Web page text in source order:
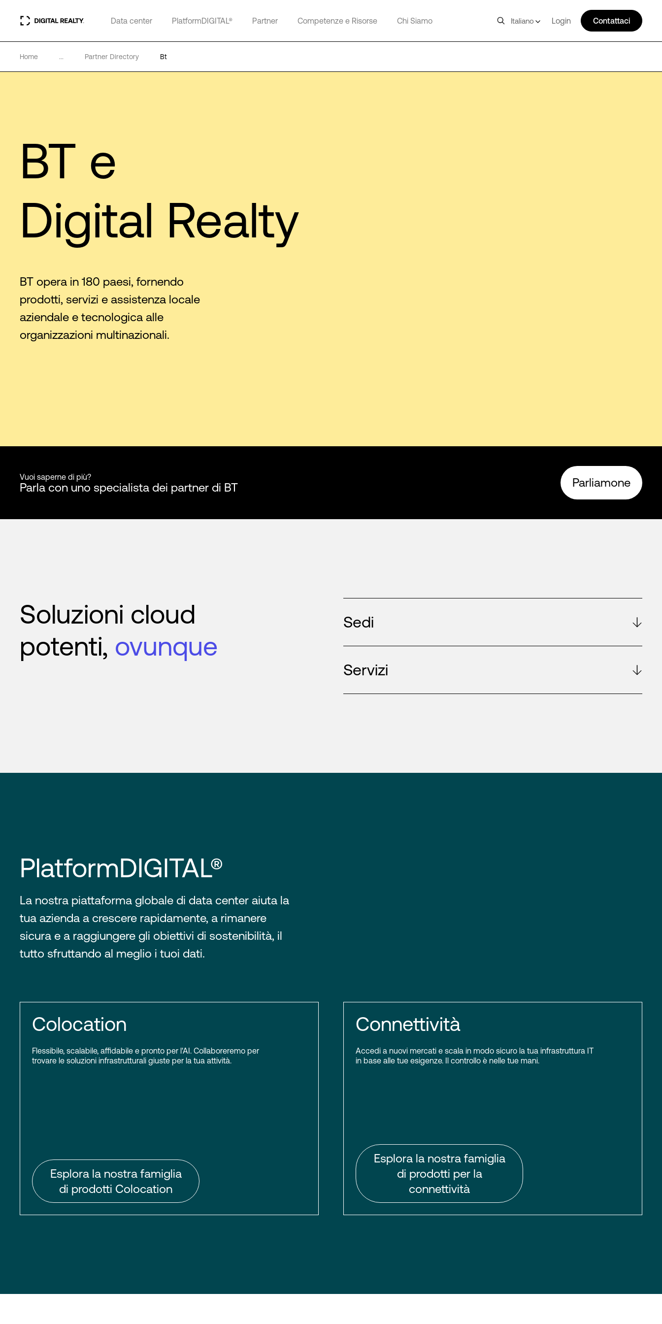
Data center PlatformDIGITAL® Partner Competenze e Risorse Chi Siamo Italiano Login Contattaci
Home ... Partner Directory Bt
BT e
Digital Realty
BT opera in 180 paesi, fornendo
prodotti, servizi e assistenza locale
aziendale e tecnologica alle
organizzazioni multinazionali.
Vuoi saperne di più?
Parla con uno specialista dei partner di BT Parliamone
Soluzioni cloud
potenti, ovunque
Sedi
Servizi
PlatformDIGITAL®
La nostra piattaforma globale di data center aiuta la
tua azienda a crescere rapidamente, a rimanere
sicura e a raggiungere gli obiettivi di sostenibilità, il
tutto sfruttando al meglio i tuoi dati.
Colocation
Flessibile, scalabile, affidabile e pronto per l'AI. Collaboreremo per
trovare le soluzioni infrastrutturali giuste per la tua attività.
Esplora la nostra famiglia
di prodotti Colocation
Connettività
Accedi a nuovi mercati e scala in modo sicuro la tua infrastruttura IT
in base alle tue esigenze. Il controllo è nelle tue mani.
Esplora la nostra famiglia
di prodotti per la
connettività